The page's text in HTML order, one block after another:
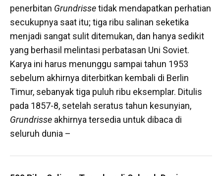
penerbitan Grundrissetidak mendapatkan perhatian
secukupnya saat itu; tiga ribu salinan seketika
menjadi sangat sulit ditemukan, dan hanya sedikit
yang berhasil melintasi perbatasan Uni Soviet.
Karya ini harus menunggu sampai tahun 1953
sebelum akhirnya diterbitkan kembali di Berlin
Timur, sebanyak tiga puluh ribu eksemplar. Ditulis
pada 1857-8, setelah seratus tahun kesunyian,
Grundrisse akhirnya tersedia untuk dibaca di
seluruh dunia –